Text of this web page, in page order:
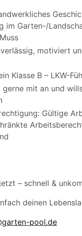
im Garten-/
motiviert
Klasse B – LKW-
gerne mit an und
Gültige
– schnell &
deinen
pool.de